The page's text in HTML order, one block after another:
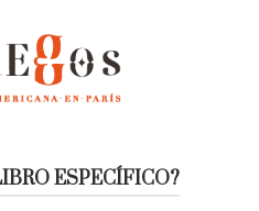
ESPECÍFICO?